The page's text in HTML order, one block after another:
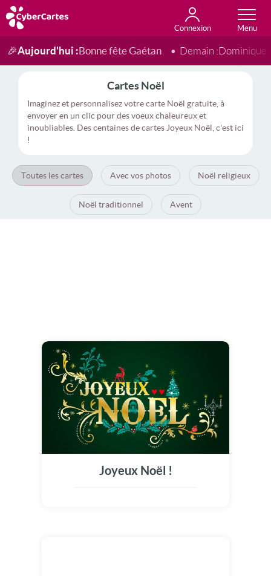
Connexion
Anniversaire
Fête du jour
Amour
Amitié
Merci
Toutes les cartes
🎉Aujourd'hui :Bonne fête Gaétan Demain :Dominique
Cartes Noël
Imaginez et personnalisez votre carte Noël gratuite, à
envoyer en un clic pour des voeux chaleureux et
inoubliables. Des centaines de cartes Joyeux Noël, c'est ici
!
Toutes les cartes Avec vos photos Noël religieux
Noël traditionnel Avent
Joyeux Noël !